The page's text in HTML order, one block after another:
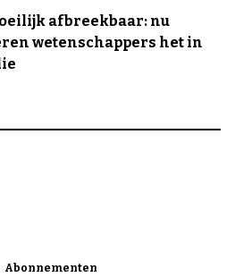
afbreekbaar: nu
wetenschappers het in
Abonnementen